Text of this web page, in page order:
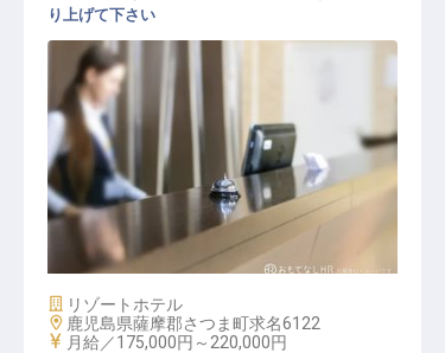
フロント・予約受付
り上げて下さい
施設業態
リゾートホテル
勤務地
鹿児島県薩摩郡さつま町求名6122
給与
月給／175,000円～ 220,000円